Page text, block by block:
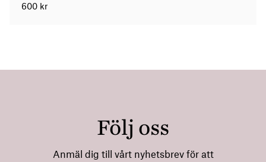
600 kr
Följ oss
Anmäl dig till vårt nyhetsbrev för att